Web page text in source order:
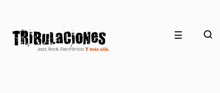
☰